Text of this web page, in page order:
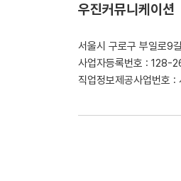
우진커뮤니케이션
서울시 구로구 부일로9
사업자등록번호 : 128-
직업정보제공사업번호